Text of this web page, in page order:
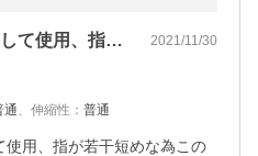
以前よりこの商品を継続して使用、指が若… 2021/11/30
通、 伸縮性 ： 普通
使用、指が若干短めな為この